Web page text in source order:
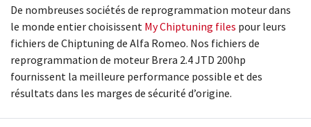
De nombreuses sociétés de reprogrammation moteur dans
le monde entier choisissent My Chiptuning files pour leurs
fichiers de Chiptuning de Alfa Romeo. Nos fichiers de
reprogrammation de moteur Brera 2.4 JTD 200hp
fournissent la meilleure performance possible et des
résultats dans les marges de sécurité d’origine.